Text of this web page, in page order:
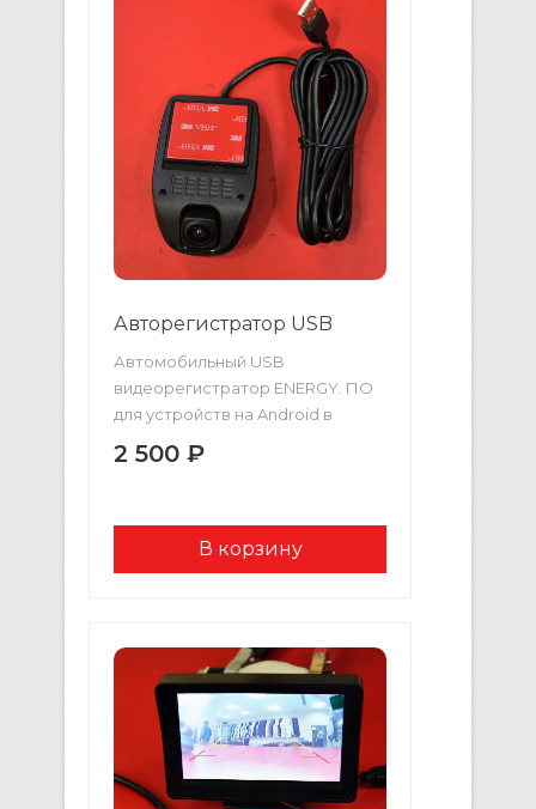
Циклическая запись видео
Питание: 5V/1.5A USB Без
Авторегистратор USB
Автомобильный USB
видеорегистратор ENERGY. ПО
для устройств на Android в
комплекте! Качество
записываемого видео: Full HD
формата micro-TF до 32 Гб Вход
для подключения к ПК: USB2.0
градусов (диагональ)
Циклическая запись видео
Питание: 5V/1.5A USB Без
монитора, вывод картинки на
монитор или магнитолу
2 500 ₽